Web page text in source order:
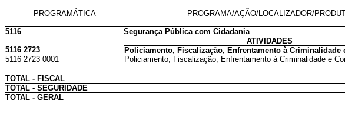
PROGRAMÁTICA PROGRAMA/AÇÃO/LOCALIZADOR/
5116 Segurança Pública com Cidadania
ATIVIDADES
5116 2723
Policiamento, Fiscalização, Enfrentamento à Criminalidade
5116 2723 0001
Policiamento, Fiscalização, Enfrentamento à Criminalidade e
TOTAL - FISCAL
TOTAL - SEGURIDADE
TOTAL - GERAL